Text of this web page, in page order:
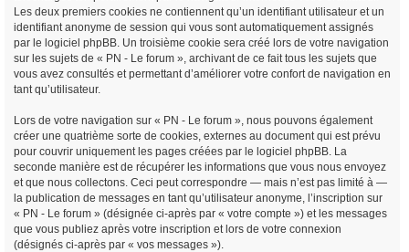
Les deux premiers cookies ne contiennent qu’un identifiant utilisateur et un
identifiant anonyme de session qui vous sont automatiquement assignés
par le logiciel phpBB. Un troisième cookie sera créé lors de votre navigation
sur les sujets de « PN - Le forum », archivant de ce fait tous les sujets que
vous avez consultés et permettant d’améliorer votre confort de navigation en
tant qu’utilisateur.
Lors de votre navigation sur « PN - Le forum », nous pouvons également
créer une quatrième sorte de cookies, externes au document qui est prévu
pour couvrir uniquement les pages créées par le logiciel phpBB. La
seconde manière est de récupérer les informations que vous nous envoyez
et que nous collectons. Ceci peut correspondre — mais n’est pas limité à —
la publication de messages en tant qu’utilisateur anonyme, l’inscription sur
« PN - Le forum » (désignée ci-après par « votre compte ») et les messages
que vous publiez après votre inscription et lors de votre connexion
(désignés ci-après par « vos messages »).